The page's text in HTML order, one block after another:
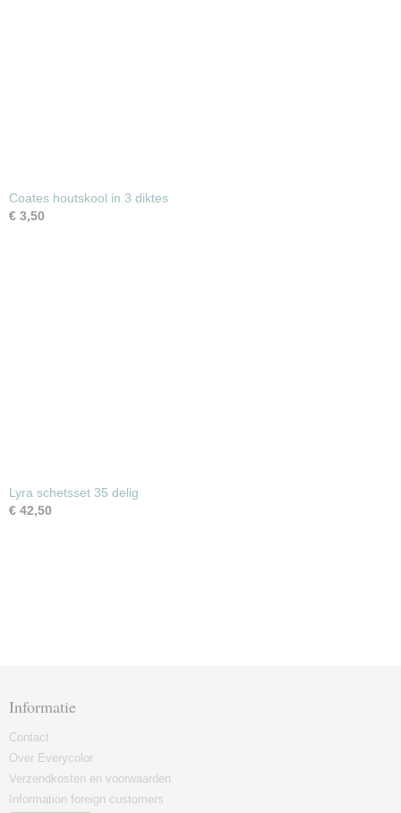
Coates houtskool in 3 diktes
€ 3,50
Lyra schetsset 35 delig
€ 42,50
Informatie
Contact
Over Everycolor
Verzendkosten en voorwaarden
Information foreign customers